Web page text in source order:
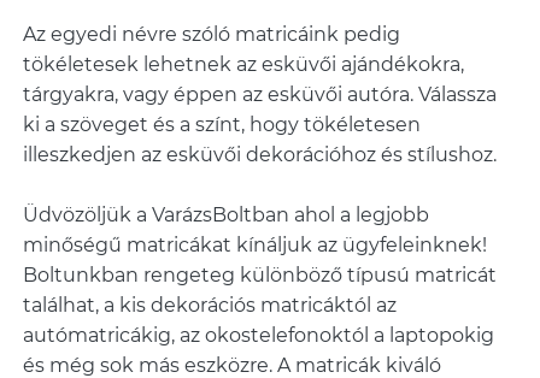
Az egyedi névre szóló matricáink pedig
tökéletesek lehetnek az esküvői ajándékokra,
tárgyakra, vagy éppen az esküvői autóra. Válassza
ki a szöveget és a színt, hogy tökéletesen
illeszkedjen az esküvői dekorációhoz és stílushoz.
Üdvözöljük a VarázsBoltban ahol a legjobb
minőségű matricákat kínáljuk az ügyfeleinknek!
Boltunkban rengeteg különböző típusú matricát
találhat, a kis dekorációs matricáktól az
autómatricákig, az okostelefonoktól a laptopokig
és még sok más eszközre. A matricák kiváló